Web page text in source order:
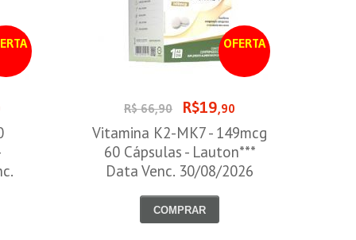
OFERTA
R$ 66,90 R$19,90
Vitamina K2-MK7 - 149mcg
60 Cápsulas - Lauton***
Data Venc. 30/08/2026
COMPRAR